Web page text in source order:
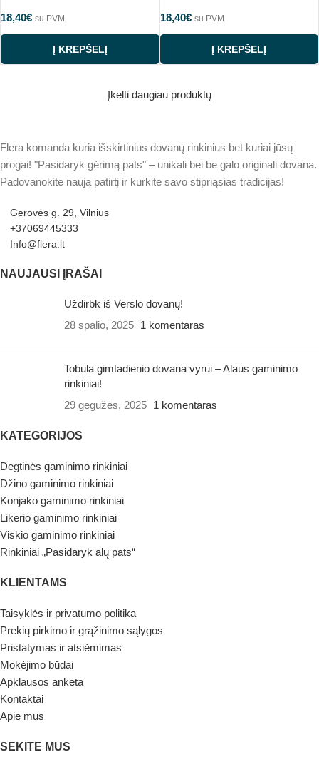
18,40€ su PVM
Į KREPŠELĮ
18,40€ su PVM
Į KREPŠELĮ
Įkelti daugiau produktų
Flera komanda kuria išskirtinius dovanų rinkinius bet kuriai jūsų
progai! "Pasidaryk gėrimą pats" – unikali bei be galo originali dovana.
Padovanokite naują patirtį ir kurkite savo stipriąsias tradicijas!
Gerovės g. 29, Vilnius
+37069445333
Info@flera.lt
NAUJAUSI ĮRAŠAI
Uždirbk iš Verslo dovanų!
28 spalio, 2025 1 komentaras
Tobula gimtadienio dovana vyrui – Alaus gaminimo
rinkiniai!
29 gegužės, 2025 1 komentaras
KATEGORIJOS
Degtinės gaminimo rinkiniai
Džino gaminimo rinkiniai
Konjako gaminimo rinkiniai
Likerio gaminimo rinkiniai
Viskio gaminimo rinkiniai
Rinkiniai „Pasidaryk alų pats“
KLIENTAMS
Taisyklės ir privatumo politika
Prekių pirkimo ir grąžinimo sąlygos
Pristatymas ir atsiėmimas
Mokėjimo būdai
Apklausos anketa
Kontaktai
Apie mus
SEKITE MUS